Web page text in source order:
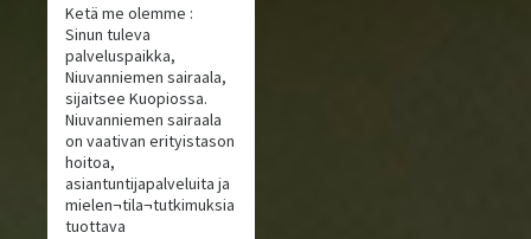
Ketä me olemme :
Sinun tuleva
palveluspaikka,
Niuvanniemen sairaala,
sijaitsee Kuopiossa.
Niuvanniemen sairaala
on vaativan erityistason
hoitoa,
asiantuntijapalveluita ja
mielen¬tila¬tutkimuksia
tuottava